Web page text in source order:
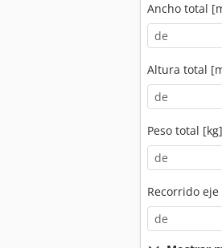
Ancho total
Altura total
Peso total
Recorrido
Taladro